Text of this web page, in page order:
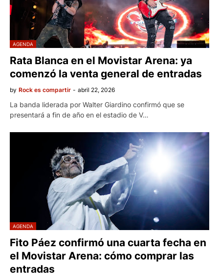
AGENDA
Rata Blanca en el Movistar Arena: ya
comenzó la venta general de entradas
by Rock es compartir - abril 22, 2026
La banda liderada por Walter Giardino confirmó que se
presentará a fin de año en el estadio de V…
AGENDA
Fito Páez confirmó una cuarta fecha en
el Movistar Arena: cómo comprar las
entradas